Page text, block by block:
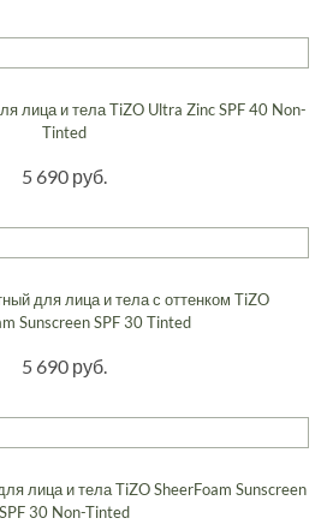
лица и тела TiZO Ultra Zinc SPF 40 Non-
Tinted
5 690 руб.
для лица и тела с оттенком TiZO
Sunscreen SPF 30 Tinted
5 690 руб.
лица и тела TiZO SheerFoam Sunscreen
SPF 30 Non-Tinted